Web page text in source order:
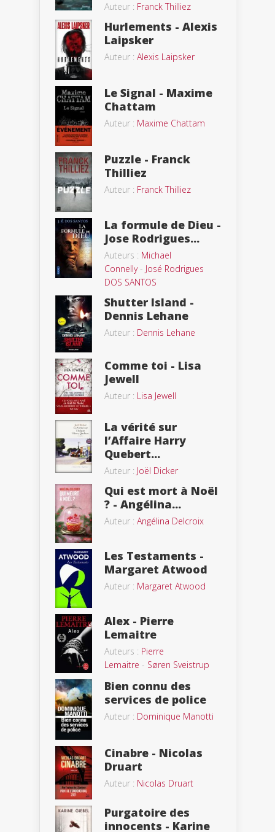
Auteur : Franck Thilliez
Hurlements - Alexis
Laipsker
Auteur : Alexis Laipsker
Le Signal - Maxime
Chattam
Auteur : Maxime Chattam
Puzzle - Franck
Thilliez
Auteur : Franck Thilliez
La formule de Dieu -
Jose Rodrigues...
Auteurs : Michael
Connelly- José Rodrigues
DOS SANTOS
Shutter Island -
Dennis Lehane
Auteur : Dennis Lehane
Comme toi - Lisa
Jewell
Auteur : Lisa Jewell
La vérité sur
l’Affaire Harry
Quebert...
Auteur : Joël Dicker
Qui est mort à Noël
? - Angélina...
Auteur : Angélina Delcroix
Les Testaments -
Margaret Atwood
Auteur : Margaret Atwood
Alex - Pierre
Lemaitre
Auteurs : Pierre
Lemaitre - Søren Sveistrup
Bien connu des
services de police
Auteur : Dominique Manotti
Cinabre - Nicolas
Druart
Auteur : Nicolas Druart
Purgatoire des
innocents - Karine